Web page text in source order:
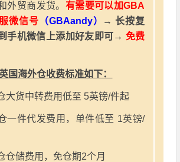
外贸商发货。 有需要可以加GBA
微信号 （GBAandy）
→ 长按复
手机微信上添加好友即可→ 免费
国海外仓收费标准如下：
大货中转费用低至 5英镑/件起
一件代发费用，单件低至 1英镑/
仓储费用，免仓期2个月